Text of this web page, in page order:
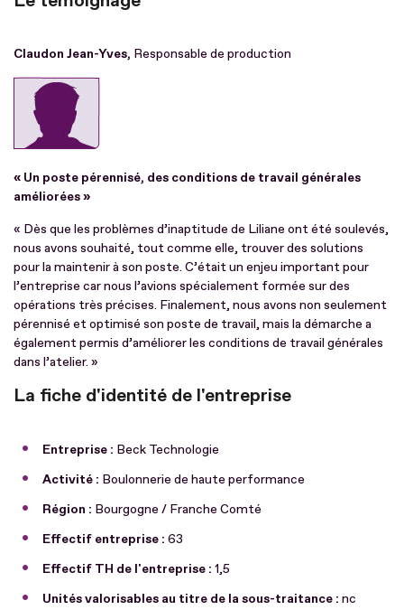
Claudon Jean-Yves, Responsable de production
« Un poste pérennisé, des conditions de travail générales
améliorées »
« Dès que les problèmes d’inaptitude de Liliane ont été soulevés,
nous avons souhaité, tout comme elle, trouver des solutions
pour la maintenir à son poste. C’était un enjeu important pour
l’entreprise car nous l’avions spécialement formée sur des
opérations très précises. Finalement, nous avons non seulement
pérennisé et optimisé son poste de travail, mais la démarche a
également permis d’améliorer les conditions de travail générales
dans l’atelier. »
La fiche d'identité de l'entreprise
Entreprise : Beck Technologie
Activité : Boulonnerie de haute performance
Région : Bourgogne / Franche Comté
Effectif entreprise : 63
Effectif TH de l'entreprise : 1,5
Unités valorisables au titre de la sous-traitance : nc